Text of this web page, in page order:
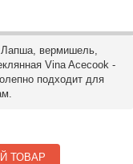
Лапша, вермишель,
Vina Acecook -
подходит для
ТОВАР